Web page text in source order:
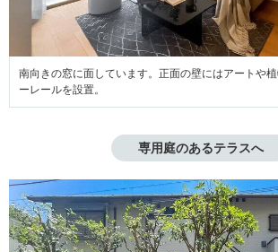
南向きの窓に面しています。正面の壁にはアートや
ーレールを設置。
専用庭のあるテラスへ